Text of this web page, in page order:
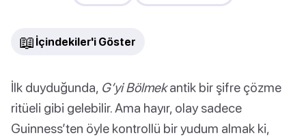
📖 İçindekiler'i Göster
İlk duyduğunda, G’yi Bölmekantik bir şifre çözme
ritüeli gibi gelebilir. Ama hayır, olay sadece
Guinness’ten öyle kontrollü bir yudum almak ki,